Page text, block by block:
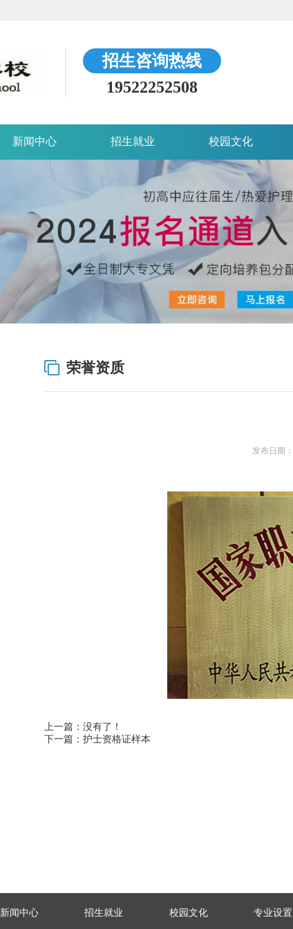
招生咨询热线
19522252508
新闻中心 招生就业 校园文化
荣誉资质
发布日期：
上一篇：没有了！
下一篇：护士资格证样本
新闻中心 招生就业 校园文化 专业设置